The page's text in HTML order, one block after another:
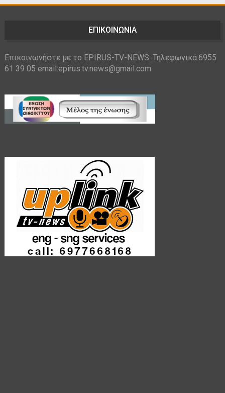
ΕΠΙΚΟΙΝΩΝΙΑ
Επικοινωνήστε με το EPIRUS-TV-NEWS: Τηλεφωνικά:6955
61 39 05 email:epirus.tv.news@gmail.com